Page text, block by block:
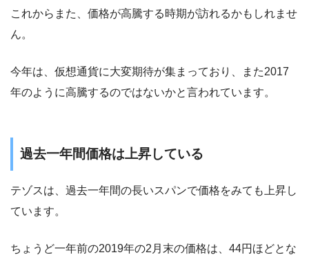
これからまた、価格が高騰する時期が訪れるかもしれませ
ん。
今年は、仮想通貨に大変期待が集まっており、また2017
年のように高騰するのではないかと言われています。
過去一年間価格は上昇している
テゾスは、過去一年間の長いスパンで価格をみても上昇し
ています。
ちょうど一年前の2019年の2月末の価格は、44円ほどとな